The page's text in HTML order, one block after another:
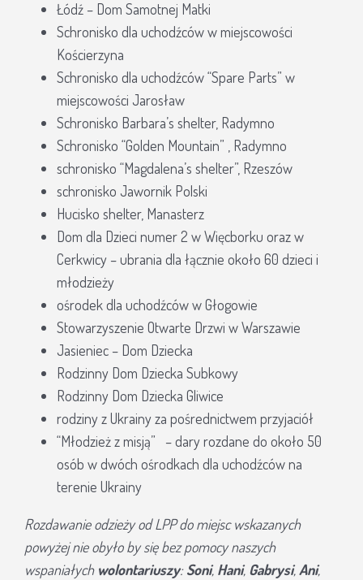
Łódź – Dom Samotnej Matki
Schronisko dla uchodźców w miejscowości
Kościerzyna
Schronisko dla uchodźców “Spare Parts” w
miejscowości Jarosław
Schronisko Barbara’s shelter, Radymno
Schronisko “Golden Mountain” , Radymno
schronisko “Magdalena’s shelter”, Rzeszów
schronisko Jawornik Polski
Hucisko shelter, Manasterz
Dom dla Dzieci numer 2 w Więcborku oraz w
Cerkwicy – ubrania dla łącznie około 60 dzieci i
młodzieży
ośrodek dla uchodźców w Głogowie
Stowarzyszenie Otwarte Drzwi w Warszawie
Jasieniec – Dom Dziecka
Rodzinny Dom Dziecka Subkowy
Rodzinny Dom Dziecka Gliwice
rodziny z Ukrainy za pośrednictwem przyjaciół
“Młodzież z misją” – dary rozdane do około 50
osób w dwóch ośrodkach dla uchodźców na
terenie Ukrainy
Rozdawanie odzieży od LPP do miejsc wskazanych
powyżej nie obyło by się bez pomocy naszych
wspaniałych wolontariuszy:Soni, Hani, Gabrysi,Ani,